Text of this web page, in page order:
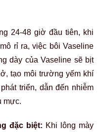
24-48 giờ đầu tiên, khi
rỉ ra, việc bôi Vaseline
dày của Vaseline sẽ bịt
tạo môi trường yếm khí
triển, dẫn đến nhiễm
mực.
đặc biệt: Khi lông mày